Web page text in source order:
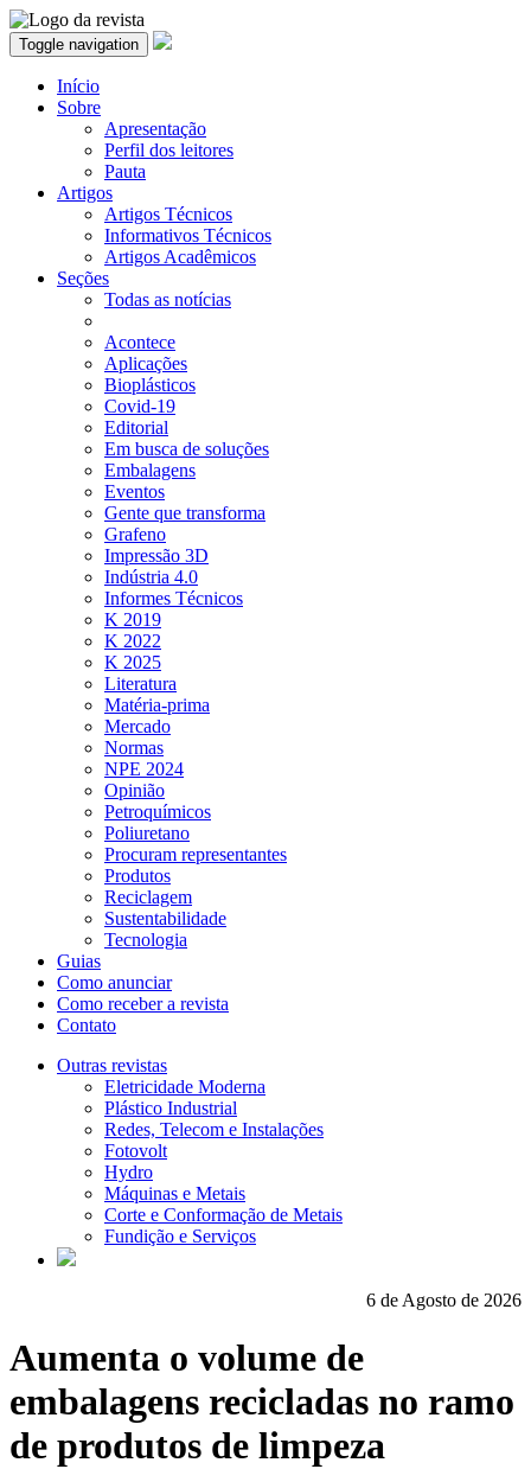
Toggle navigation
Início
Sobre
Apresentação
Perfil dos leitores
Pauta
Artigos
Artigos Técnicos
Informativos Técnicos
Artigos Acadêmicos
Seções
Todas as notícias
Acontece
Aplicações
Bioplásticos
Covid-19
Editorial
Em busca de soluções
Embalagens
Eventos
Gente que transforma
Grafeno
Impressão 3D
Indústria 4.0
Informes Técnicos
K 2019
K 2022
K 2025
Literatura
Matéria-prima
Mercado
Normas
NPE 2024
Opinião
Petroquímicos
Poliuretano
Procuram representantes
Produtos
Reciclagem
Sustentabilidade
Tecnologia
Guias
Como anunciar
Como receber a revista
Contato
Outras revistas
Eletricidade Moderna
Plástico Industrial
Redes, Telecom e Instalações
Fotovolt
Hydro
Máquinas e Metais
Corte e Conformação de Metais
Fundição e Serviços
6 de Agosto de 2026
Aumenta o volume de
embalagens recicladas no ramo
de produtos de limpeza